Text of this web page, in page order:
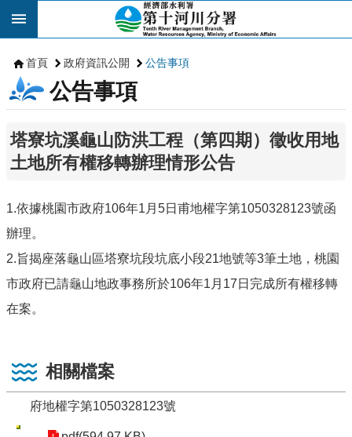
跳到主要內容區塊
首頁 政府資訊公開 公告事項
公告事項
塔寮坑溪龜山防洪工程（第四期）徵收用地
土地所有權移轉辦理情形公告
1.依據桃園市政府106年1月5日甫地權字第1050328123號函
辦理。
2.旨揭座落龜山區塔寮坑段坑底小段21地號等3筆土地，桃園
市政府已請龜山地政事務所於106年1月17日完成所有權移轉
在案。
相關檔案
府地權字第1050328123號